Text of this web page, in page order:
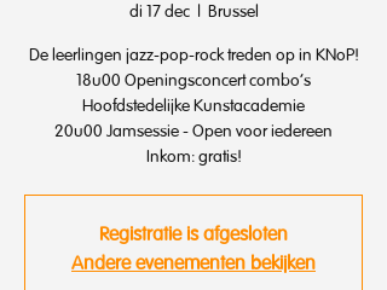
di 17 dec
  |
Brussel
De leerlingen jazz-pop-rock treden op in KNoP!
18u00 Openingsconcert combo's
Hoofdstedelijke Kunstacademie
20u00 Jamsessie - Open voor iedereen
Inkom: gratis!
Registratie is afgesloten
Andere evenementen bekijken